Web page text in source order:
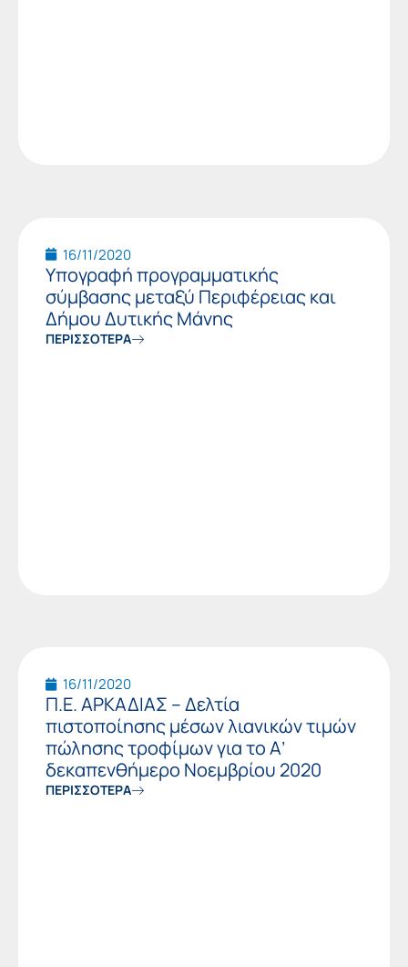
16/11/2020
Υπογραφή προγραμματικής
σύμβασης μεταξύ Περιφέρειας και
Δήμου Δυτικής Μάνης
ΠΕΡΙΣΣΟΤΕΡΑ
16/11/2020
Π.Ε. ΑΡΚΑΔΙΑΣ – Δελτία
πιστοποίησης μέσων λιανικών τιμών
πώλησης τροφίμων για το Α’
δεκαπενθήμερο Νοεμβρίου 2020
ΠΕΡΙΣΣΟΤΕΡΑ